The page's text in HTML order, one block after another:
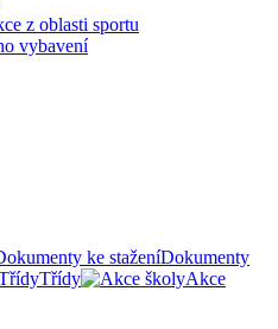
z oblasti sportu
vybavení
Dokumenty
Třídy
Akce